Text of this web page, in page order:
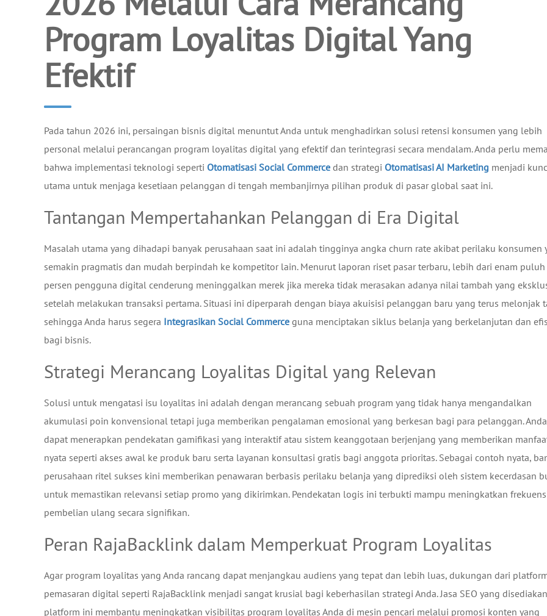
Program Loyalitas Digital Yang
Efektif
Pada tahun 2026 ini, persaingan bisnis digital menuntut Anda untuk menghadirkan solusi retensi konsumen yang lebih
personal melalui perancangan program loyalitas digital yang efektif dan terintegrasi secara mendalam. Anda perlu
bahwa implementasi teknologi seperti Otomatisasi Social Commerce dan strategi Otomatisasi AI Marketing menjadi
utama untuk menjaga kesetiaan pelanggan di tengah membanjirnya pilihan produk di pasar global saat ini.
Tantangan Mempertahankan Pelanggan di Era Digital
Masalah utama yang dihadapi banyak perusahaan saat ini adalah tingginya angka churn rate akibat perilaku konsumen
semakin pragmatis dan mudah berpindah ke kompetitor lain. Menurut laporan riset pasar terbaru, lebih dari enam puluh
persen pengguna digital cenderung meninggalkan merek jika mereka tidak merasakan adanya nilai tambah yang
setelah melakukan transaksi pertama. Situasi ini diperparah dengan biaya akuisisi pelanggan baru yang terus melonjak
sehingga Anda harus segera Integrasikan Social Commerce guna menciptakan siklus belanja yang berkelanjutan dan
bagi bisnis.
Strategi Merancang Loyalitas Digital yang Relevan
Solusi untuk mengatasi isu loyalitas ini adalah dengan merancang sebuah program yang tidak hanya mengandalkan
akumulasi poin konvensional tetapi juga memberikan pengalaman emosional yang berkesan bagi para pelanggan. Anda
dapat menerapkan pendekatan gamifikasi yang interaktif atau sistem keanggotaan berjenjang yang memberikan
nyata seperti akses awal ke produk baru serta layanan konsultasi gratis bagi anggota prioritas. Sebagai contoh nyata,
perusahaan ritel sukses kini memberikan penawaran berbasis perilaku belanja yang diprediksi oleh sistem kecerdasan
untuk memastikan relevansi setiap promo yang dikirimkan. Pendekatan logis ini terbukti mampu meningkatkan
pembelian ulang secara signifikan.
Peran RajaBacklink dalam Memperkuat Program Loyalitas
Agar program loyalitas yang Anda rancang dapat menjangkau audiens yang tepat dan lebih luas, dukungan dari
pemasaran digital seperti RajaBacklink menjadi sangat krusial bagi keberhasilan strategi Anda. Jasa SEO yang
platform ini membantu meningkatkan visibilitas program loyalitas Anda di mesin pencari melalui promosi konten yang